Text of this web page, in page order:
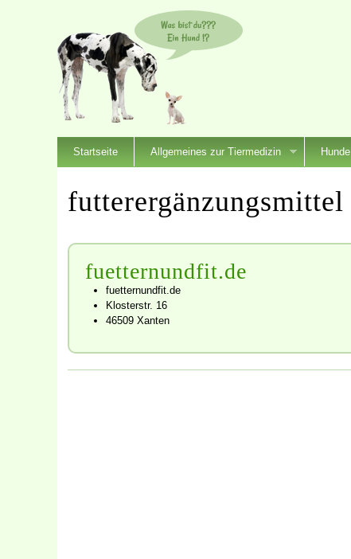
Startseite Allgemeines zur Tiermedizin Hunde
futterergänzungsmittel
fuetternundfit.de
fuetternundfit.de
Klosterstr. 16
46509 Xanten